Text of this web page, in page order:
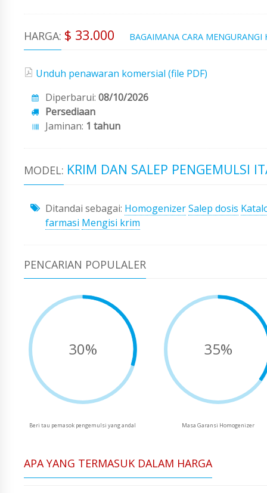
HARGA: $ 33.000 BAGAIMANA CARA MENGURANGI
Unduh penawaran komersial (file PDF)
Diperbarui: 08/10/2026
Persediaan
Jaminan: 1 tahun
MODEL: KRIM DAN SALEP PENGEMULSI
Ditandai sebagai: HomogenizerSalep dosis
farmasi Mengisi krim
PENCARIAN POPULALER
30%
Beri tau pemasok pengemulsi yang andal
35%
Masa Garansi Homogenizer
APA YANG TERMASUK DALAM HARGA